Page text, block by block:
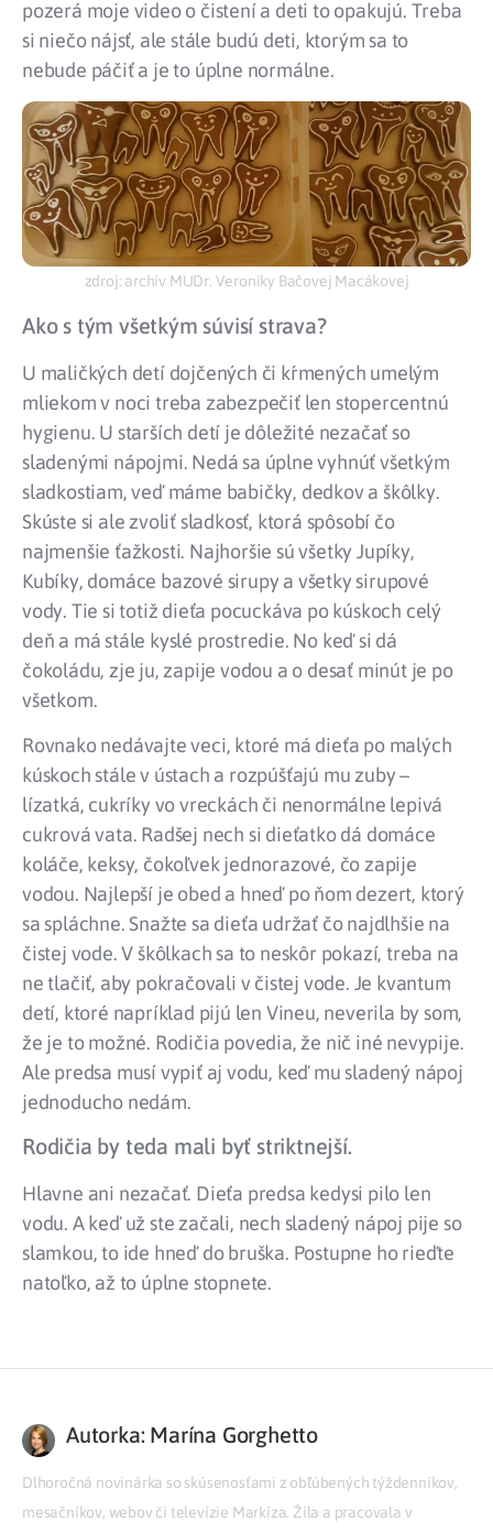
pozerá moje video o čistení a deti to opakujú. Treba
si niečo nájsť, ale stále budú deti, ktorým sa to
nebude páčiť a je to úplne normálne.
zdroj: archív MUDr. Veroniky Bačovej Macákovej
Ako s tým všetkým súvisí strava?
U maličkých detí dojčených či kŕmených umelým
mliekom v noci treba zabezpečiť len stopercentnú
hygienu. U starších detí je dôležité nezačať so
sladenými nápojmi. Nedá sa úplne vyhnúť všetkým
sladkostiam, veď máme babičky, dedkov a škôlky.
Skúste si ale zvoliť sladkosť, ktorá spôsobí čo
najmenšie ťažkosti. Najhoršie sú všetky Jupíky,
Kubíky, domáce bazové sirupy a všetky sirupové
vody. Tie si totiž dieťa pocuckáva po kúskoch celý
deň a má stále kyslé prostredie. No keď si dá
čokoládu, zje ju, zapije vodou a o desať minút je po
všetkom.
Rovnako nedávajte veci, ktoré má dieťa po malých
kúskoch stále v ústach a rozpúšťajú mu zuby –
lízatká, cukríky vo vreckách či nenormálne lepivá
cukrová vata. Radšej nech si dieťatko dá domáce
koláče, keksy, čokoľvek jednorazové, čo zapije
vodou. Najlepší je obed a hneď po ňom dezert, ktorý
sa spláchne. Snažte sa dieťa udržať čo najdlhšie na
čistej vode. V škôlkach sa to neskôr pokazí, treba na
ne tlačiť, aby pokračovali v čistej vode. Je kvantum
detí, ktoré napríklad pijú len Vineu, neverila by som,
že je to možné. Rodičia povedia, že nič iné nevypije.
Ale predsa musí vypiť aj vodu, keď mu sladený nápoj
jednoducho nedám.
Rodičia by teda mali byť striktnejší.
Hlavne ani nezačať. Dieťa predsa kedysi pilo len
vodu. A keď už ste začali, nech sladený nápoj pije so
slamkou, to ide hneď do bruška. Postupne ho rieďte
natoľko, až to úplne stopnete.
Autorka: Marína Gorghetto
Dlhoročná novinárka so skúsenosťami z obľúbených týždenníkov,
mesačníkov, webov či televízie Markíza. Žila a pracovala v